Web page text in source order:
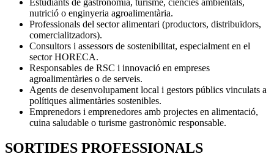
nutrició o enginyeria agroalimentària.
Professionals del sector alimentari (productors, distribuïdors,
comercialitzadors).
Consultors i assessors de sostenibilitat, especialment en el
sector HORECA.
Responsables de RSC i innovació en empreses
agroalimentàries o de serveis.
Agents de desenvolupament local i gestors públics vinculats a
polítiques alimentàries sostenibles.
Emprenedors i emprenedores amb projectes en alimentació,
cuina saludable o turisme gastronòmic responsable.
SORTIDES PROFESSIONALS